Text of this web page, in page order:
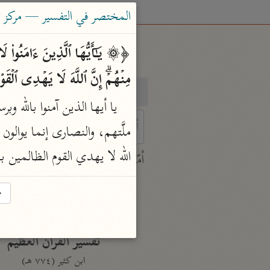
بحث
characters for results.
أمّهات
جامع البيان
تفسير القرآن العظيم
ابن كثير (٧٧٤ هـ)
المختصر في التفسير — مركز
مِنۡهُمۡۗ إِنَّ ٱللَّهَ لَا یَهۡدِی
الله لا يهدي القوم